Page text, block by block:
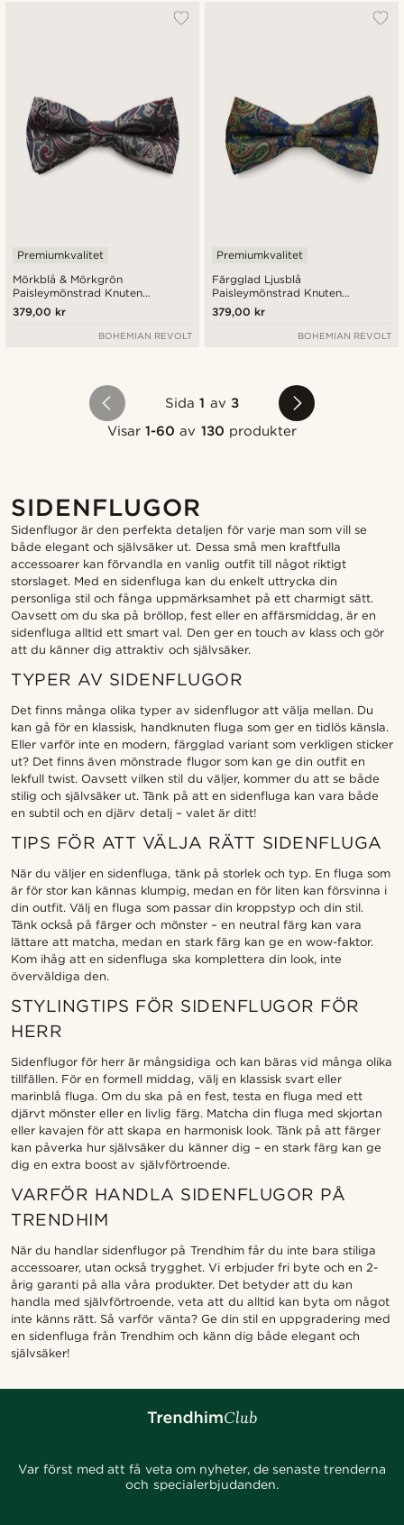
Mörkblå & Mörkgrön
Paisleymönstrad Knuten
Sidenfluga
Premiumkvalitet
379,00 kr
BOHEMIAN REVOLT
Färgglad Ljusblå
Paisleymönstrad Knuten
Sidenfluga
Premiumkvalitet
379,00 kr
BOHEMIAN REVOLT
Sida1 av 3
Visar1-60 av 130 produkter
SIDENFLUGOR
Sidenflugor är den perfekta detaljen för varje man som vill se
både elegant och självsäker ut. Dessa små men kraftfulla
accessoarer kan förvandla en vanlig outfit till något riktigt
storslaget. Med en sidenfluga kan du enkelt uttrycka din
personliga stil och fånga uppmärksamhet på ett charmigt sätt.
Oavsett om du ska på bröllop, fest eller en affärsmiddag, är en
sidenfluga alltid ett smart val. Den ger en touch av klass och gör
att du känner dig attraktiv och självsäker.
TYPER AV SIDENFLUGOR
Det finns många olika typer av sidenflugor att välja mellan. Du
kan gå för en klassisk, handknuten fluga som ger en tidlös känsla.
Eller varför inte en modern, färgglad variant som verkligen sticker
ut? Det finns även mönstrade flugor som kan ge din outfit en
lekfull twist. Oavsett vilken stil du väljer, kommer du att se både
stilig och självsäker ut. Tänk på att en sidenfluga kan vara både
en subtil och en djärv detalj – valet är ditt!
TIPS FÖR ATT VÄLJA RÄTT SIDENFLUGA
När du väljer en sidenfluga, tänk på storlek och typ. En fluga som
är för stor kan kännas klumpig, medan en för liten kan försvinna i
din outfit. Välj en fluga som passar din kroppstyp och din stil.
Tänk också på färger och mönster – en neutral färg kan vara
lättare att matcha, medan en stark färg kan ge en wow-faktor.
Kom ihåg att en sidenfluga ska komplettera din look, inte
överväldiga den.
STYLINGTIPS FÖR SIDENFLUGOR FÖR
HERR
Sidenflugor för herr är mångsidiga och kan bäras vid många olika
tillfällen. För en formell middag, välj en klassisk svart eller
marinblå fluga. Om du ska på en fest, testa en fluga med ett
djärvt mönster eller en livlig färg. Matcha din fluga med skjortan
eller kavajen för att skapa en harmonisk look. Tänk på att färger
kan påverka hur självsäker du känner dig – en stark färg kan ge
dig en extra boost av självförtroende.
VARFÖR HANDLA SIDENFLUGOR PÅ
TRENDHIM
När du handlar sidenflugor på Trendhim får du inte bara stiliga
accessoarer, utan också trygghet. Vi erbjuder fri byte och en 2-
årig garanti på alla våra produkter. Det betyder att du kan
handla med självförtroende, veta att du alltid kan byta om något
inte känns rätt. Så varför vänta? Ge din stil en uppgradering med
en sidenfluga från Trendhim och känn dig både elegant och
självsäker!
Var först med att få veta om nyheter, de senaste trenderna
och specialerbjudanden.